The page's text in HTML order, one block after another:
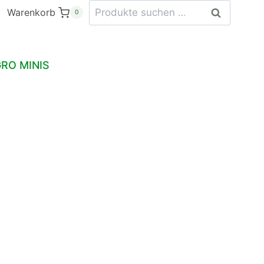
Warenkorb 0
Suchen
nach:
Suchen
MINIS